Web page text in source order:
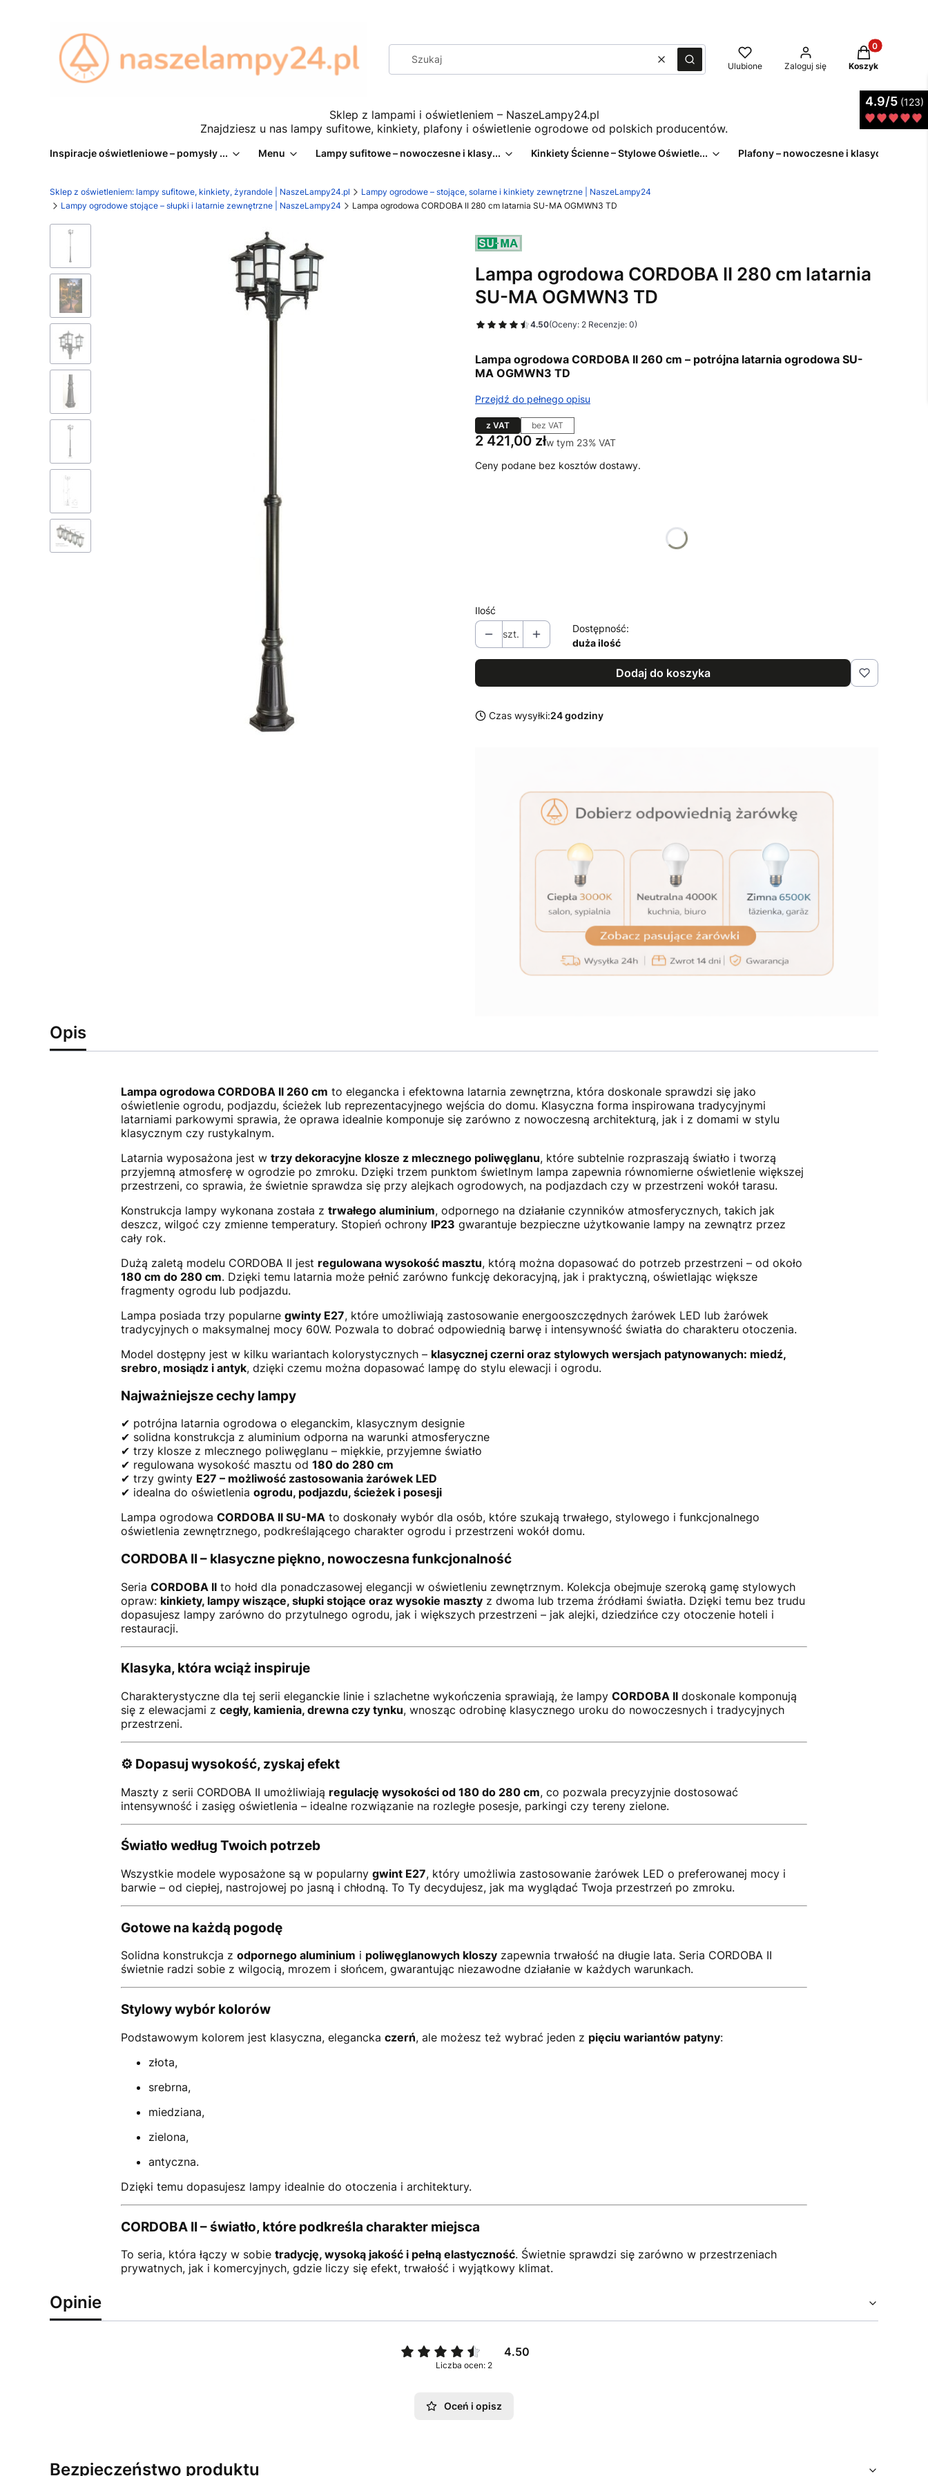
WyczyśćSzukaj Ulubione Zaloguj się
Produkty w
Koszyk
Sklep z lampami i oświetleniem – NaszeLampy24.pl
Znajdziesz u nas lampy sufitowe, kinkiety, plafony i oświetlenie ogrodowe od polskich producentów.
Inspiracje oświetleniowe – pomysły ... Menu Lampy sufitowe – nowoczesne i klasy... Kinkiety Ścienne – Stylowe Oświetle... Plafony – nowoczesne i klasyczne pl...
Sklep z oświetleniem: lampy sufitowe, kinkiety, żyrandole | NaszeLampy24.pl
Lampy ogrodowe – stojące, solarne i kinkiety zewnętrzne | NaszeLampy24
Lampy ogrodowe stojące – słupki i latarnie zewnętrzne | NaszeLampy24
Lampa ogrodowa CORDOBA II 280 cm latarnia SU-MA OGMWN3 TD
Lampa ogrodowa CORDOBA II 280 cm latarnia
SU-MA OGMWN3 TD
4.50(Oceny: 2 Recenzje: 0)
Lampa ogrodowa CORDOBA II 260 cm – potrójna latarnia ogrodowa SU-
MA OGMWN3 TD
Przejdź do pełnego opisu
z VAT bez VAT
Cena
2 421,00 złw tym 23% VAT
w tym 23% VAT
Ceny podane bez kosztów dostawy.
Ilość
szt.
Dostępność:
duża ilość
Dodaj do koszyka
Czas wysyłki:24 godziny
Opis
Lampa ogrodowa CORDOBA II 260 cm to elegancka i efektowna latarnia zewnętrzna, która doskonale sprawdzi się jako
oświetlenie ogrodu, podjazdu, ścieżek lub reprezentacyjnego wejścia do domu. Klasyczna forma inspirowana tradycyjnymi
latarniami parkowymi sprawia, że oprawa idealnie komponuje się zarówno z nowoczesną architekturą, jak i z domami w stylu
klasycznym czy rustykalnym.
Latarnia wyposażona jest w trzy dekoracyjne klosze z mlecznego poliwęglanu, które subtelnie rozpraszają światło i tworzą
przyjemną atmosferę w ogrodzie po zmroku. Dzięki trzem punktom świetlnym lampa zapewnia równomierne oświetlenie większej
przestrzeni, co sprawia, że świetnie sprawdza się przy alejkach ogrodowych, na podjazdach czy w przestrzeni wokół tarasu.
Konstrukcja lampy wykonana została z trwałego aluminium, odpornego na działanie czynników atmosferycznych, takich jak
deszcz, wilgoć czy zmienne temperatury. Stopień ochrony IP23 gwarantuje bezpieczne użytkowanie lampy na zewnątrz przez
cały rok.
Dużą zaletą modelu CORDOBA II jest regulowana wysokość masztu, którą można dopasować do potrzeb przestrzeni – od około
180 cm do 280 cm. Dzięki temu latarnia może pełnić zarówno funkcję dekoracyjną, jak i praktyczną, oświetlając większe
fragmenty ogrodu lub podjazdu.
Lampa posiada trzy popularne gwinty E27, które umożliwiają zastosowanie energooszczędnych żarówek LED lub żarówek
tradycyjnych o maksymalnej mocy 60W. Pozwala to dobrać odpowiednią barwę i intensywność światła do charakteru otoczenia.
Model dostępny jest w kilku wariantach kolorystycznych – klasycznej czerni oraz stylowych wersjach patynowanych: miedź,
srebro, mosiądz i antyk, dzięki czemu można dopasować lampę do stylu elewacji i ogrodu.
Najważniejsze cechy lampy
✔ potrójna latarnia ogrodowa o eleganckim, klasycznym designie
✔ solidna konstrukcja z aluminium odporna na warunki atmosferyczne
✔ trzy klosze z mlecznego poliwęglanu – miękkie, przyjemne światło
✔ regulowana wysokość masztu od 180 do 280 cm
✔ trzy gwinty E27 – możliwość zastosowania żarówek LED
✔ idealna do oświetlenia ogrodu, podjazdu, ścieżek i posesji
Lampa ogrodowa CORDOBA II SU-MAto doskonały wybór dla osób, które szukają trwałego, stylowego i funkcjonalnego
oświetlenia zewnętrznego, podkreślającego charakter ogrodu i przestrzeni wokół domu.
CORDOBA II – klasyczne piękno, nowoczesna funkcjonalność
Seria CORDOBA IIto hołd dla ponadczasowej elegancji w oświetleniu zewnętrznym. Kolekcja obejmuje szeroką gamę stylowych
opraw: kinkiety, lampy wiszące, słupki stojące oraz wysokie masztyz dwoma lub trzema źródłami światła. Dzięki temu bez trudu
dopasujesz lampy zarówno do przytulnego ogrodu, jak i większych przestrzeni – jak alejki, dziedzińce czy otoczenie hoteli i
restauracji.
Klasyka, która wciąż inspiruje
Charakterystyczne dla tej serii eleganckie linie i szlachetne wykończenia sprawiają, że lampy CORDOBA IIdoskonale komponują
się z elewacjami z cegły, kamienia, drewna czy tynku, wnosząc odrobinę klasycznego uroku do nowoczesnych i tradycyjnych
przestrzeni.
⚙️ Dopasuj wysokość, zyskaj efekt
Maszty z serii CORDOBA II umożliwiają regulację wysokości od 180 do 280 cm, co pozwala precyzyjnie dostosować
intensywność i zasięg oświetlenia – idealne rozwiązanie na rozległe posesje, parkingi czy tereny zielone.
Światło według Twoich potrzeb
Wszystkie modele wyposażone są w popularny gwint E27, który umożliwia zastosowanie żarówek LED o preferowanej mocy i
barwie – od ciepłej, nastrojowej po jasną i chłodną. To Ty decydujesz, jak ma wyglądać Twoja przestrzeń po zmroku.
Gotowe na każdą pogodę
Solidna konstrukcja z odpornego aluminium i poliwęglanowych kloszyzapewnia trwałość na długie lata. Seria CORDOBA II
świetnie radzi sobie z wilgocią, mrozem i słońcem, gwarantując niezawodne działanie w każdych warunkach.
Stylowy wybór kolorów
Podstawowym kolorem jest klasyczna, elegancka czerń, ale możesz też wybrać jeden z pięciu wariantów patyny:
złota,
srebrna,
miedziana,
zielona,
antyczna.
Dzięki temu dopasujesz lampy idealnie do otoczenia i architektury.
CORDOBA II – światło, które podkreśla charakter miejsca
To seria, która łączy w sobie tradycję, wysoką jakość i pełną elastyczność. Świetnie sprawdzi się zarówno w przestrzeniach
prywatnych, jak i komercyjnych, gdzie liczy się efekt, trwałość i wyjątkowy klimat.
Opinie
4.50
Liczba ocen: 2
Oceń i opisz
Bezpieczeństwo produktu
4.9/5 (123)